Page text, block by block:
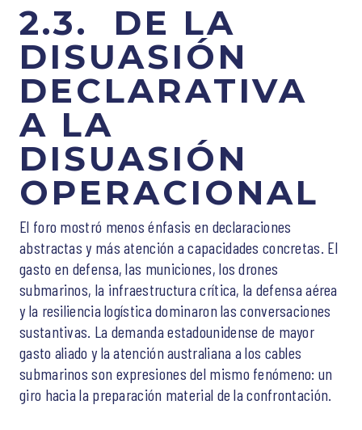
2.3. DE LA
DISUASIÓN
DECLARATIVA
A LA
DISUASIÓN
OPERACIONAL
El foro mostró menos énfasis en declaraciones
abstractas y más atención a capacidades concretas. El
gasto en defensa, las municiones, los drones
submarinos, la infraestructura crítica, la defensa aérea
y la resiliencia logística dominaron las conversaciones
sustantivas. La demanda estadounidense de mayor
gasto aliado y la atención australiana a los cables
submarinos son expresiones del mismo fenómeno: un
giro hacia la preparación material de la confrontación.